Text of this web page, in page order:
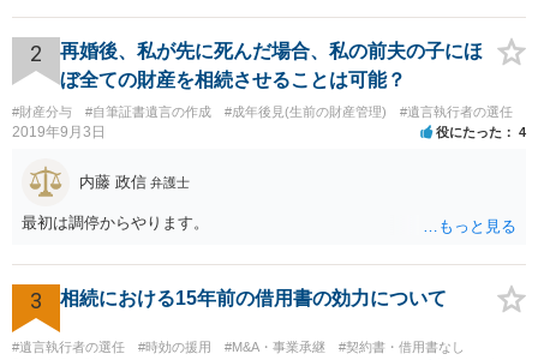
2
再婚後、私が先に死んだ場合、私の前夫の子にほ
ぼ全ての財産を相続させることは可能？
#財産分与 #自筆証書遺言の作成 #成年後見(生前の財産管理) #遺言執行者の選任
2019年9月3日 役にたった 4
内藤 政信 弁護士
最初は調停からやります。
3 相続における15年前の借用書の効力について
#遺言執行者の選任 #時効の援用 #M&A・事業承継 #契約書・借用書なし